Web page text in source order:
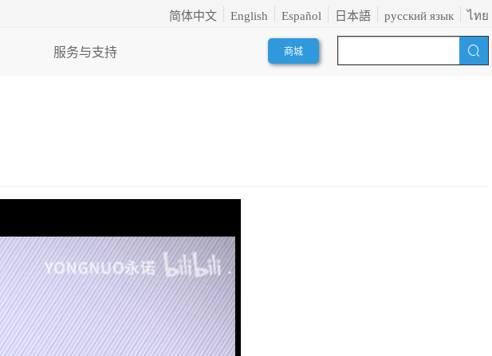
简体中文 English Español 日本語 русский язык ไทย
服务与支持 商城